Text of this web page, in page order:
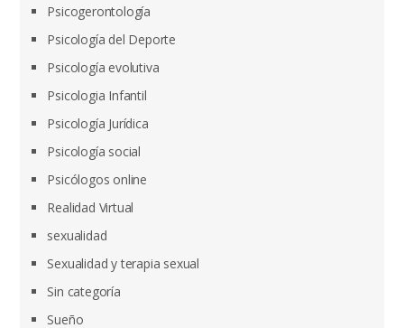
Psicogerontología
Psicología del Deporte
Psicología evolutiva
Psicologia Infantil
Psicología Jurídica
Psicología social
Psicólogos online
Realidad Virtual
sexualidad
Sexualidad y terapia sexual
Sin categoría
Sueño